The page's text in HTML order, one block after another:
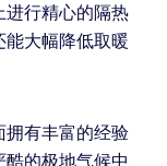
进行精心的隔热
大幅降低取暖
拥有丰富的经验
的极地气候中